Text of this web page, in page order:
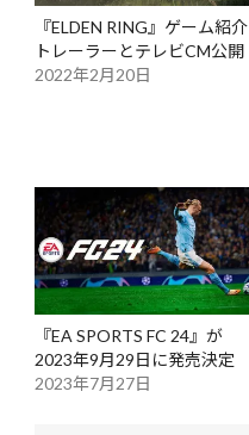
『ELDEN RING』ゲーム紹介
トレーラーとテレビCM公開
2022年2月20日
『EA SPORTS FC 24』が
2023年9月29日に発売決定
2023年7月27日